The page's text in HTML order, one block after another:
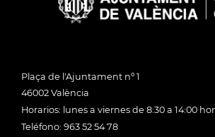
Plaça de l'Ajuntament nº 1
46002 València
Horarios: lunes a viernes de 8:30 a 14:00
Teléfono: 963 52 54 78